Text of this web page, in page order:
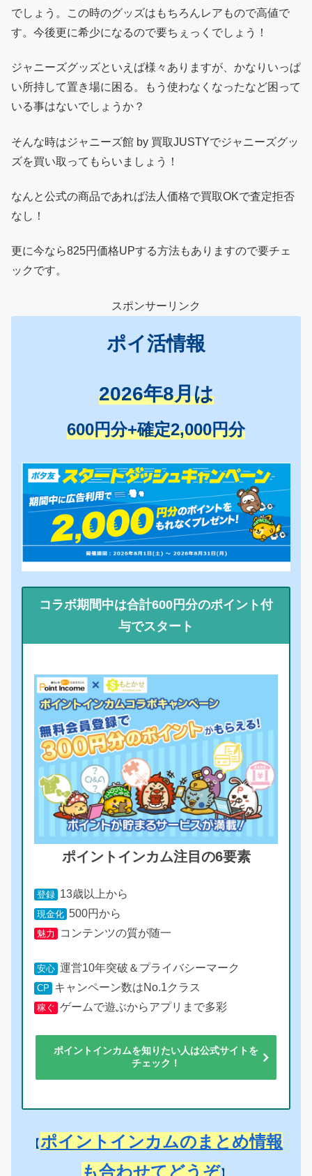
でしょう。この時のグッズはもちろんレアもので高値で
す。今後更に希少になるので要ちぇっくでしょう！
ジャニーズグッズといえば様々ありますが、かなりいっぱ
い所持して置き場に困る。もう使わなくなったなど困って
いる事はないでしょうか？
そんな時はジャニーズ館 by 買取JUSTYでジャニーズグッ
ズを買い取ってもらいましょう！
なんと公式の商品であれば法人価格で買取OKで査定拒否
なし！
更に今なら825円価格UPする方法もありますので要チェ
ックです。
スポンサーリンク
ポイ活情報
2026年8月は
600円分+確定2,000円分
コラボ期間中は合計600円分のポイント付
与でスタート
ポイントインカム注目の6要素
登録 13歳以上から
現金化 500円から
魅力 コンテンツの質が随一
安心 運営10年突破＆プライバシーマーク
CP キャンペーン数はNo.1クラス
稼ぐ ゲームで遊ぶからアプリまで多彩
ポイントインカムを知りたい人は公式サイトを
チェック！
【ポイントインカムのまとめ情報
も合わせてどうぞ 】